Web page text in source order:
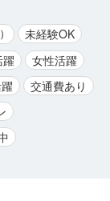
未経験OK
躍
女性活躍
交通費あり